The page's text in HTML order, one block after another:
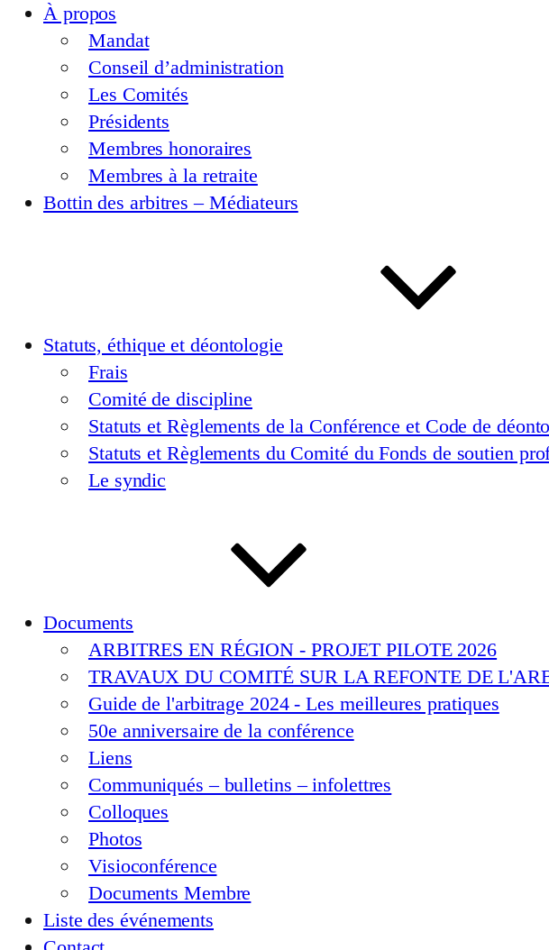
À propos
Mandat
Conseil d’administration
Les Comités
Présidents
Membres honoraires
Membres à la retraite
Bottin des arbitres – Médiateurs
Statuts, éthique et déontologie
Frais
Comité de discipline
Statuts et Règlements de la Conférence et Code de
Statuts et Règlements du Comité du Fonds de soutien
Le syndic
Documents
ARBITRES EN RÉGION - PROJET PILOTE 2026
TRAVAUX DU COMITÉ SUR LA REFONTE DE
Guide de l'arbitrage 2024 - Les meilleures pratiques
50e anniversaire de la conférence
Liens
Communiqués – bulletins – infolettres
Colloques
Photos
Visioconférence
Documents Membre
Liste des événements